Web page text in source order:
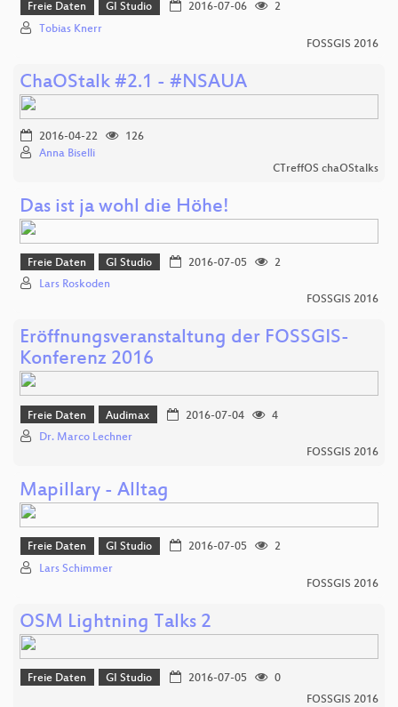
Freie Daten GI Studio 2016-07-06
2
Tobias Knerr
FOSSGIS 2016
ChaOStalk #2.1 - #NSAUA
2016-04-22
126
Anna Biselli
CTreffOS chaOStalks
Das ist ja wohl die Höhe!
Freie Daten GI Studio 2016-07-05
2
Lars Roskoden
FOSSGIS 2016
Eröffnungsveranstaltung der FOSSGIS-
Konferenz 2016
Freie Daten Audimax 2016-07-04
4
Dr. Marco Lechner
FOSSGIS 2016
Mapillary - Alltag
Freie Daten GI Studio 2016-07-05
2
Lars Schimmer
FOSSGIS 2016
OSM Lightning Talks 2
Freie Daten GI Studio 2016-07-05
0
FOSSGIS 2016